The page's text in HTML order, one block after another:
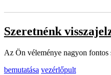
Szeretnénk
Az Ön véleménye nagyon fontos
bemutatása vezérlőpult